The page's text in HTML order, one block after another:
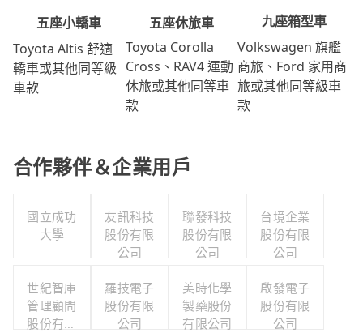
五座小轎車
Toyota Altis 舒適
轎車或其他同等級
車款
五座休旅車
Toyota Corolla
Cross、RAV4 運動
休旅或其他同等車
款
九座箱型車
Volkswagen 旗艦
商旅、Ford 家用商
旅或其他同等級車
款
合作夥伴＆企業用戶
國立成功
大學
友訊科技
股份有限
公司
聯發科技
股份有限
公司
台境企業
股份有限
公司
世紀智庫
管理顧問
股份有限
羅技電子
股份有限
公司
美時化學
製藥股份
有限公司
啟發電子
股份有限
公司